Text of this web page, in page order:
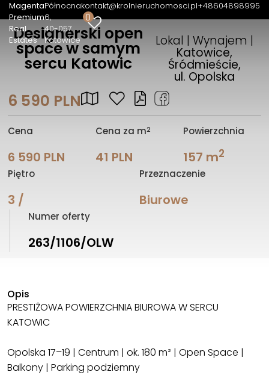
Magenta
Premium
Real
Estates
Północna
6
40-057
Katowice
kontakt@krolnieruchomosci.pl+48604898995
0
Designerski open
space w samym
sercu Katowic
Lokal | Wynajem |
Katowice,
Śródmieście,
ul. Opolska
6 590 PLN
Cena
6 590 PLN
Cena za m2
41 PLN
Powierzchnia
157 m2
Piętro
3 /
Przeznaczenie
Biurowe
Numer oferty
263/1106/OLW
Opis
PRESTIŻOWA POWIERZCHNIA BIUROWA W SERCU
KATOWIC
Opolska 17–19 | Centrum | ok. 180 m² | Open Space |
Balkony | Parking podziemny